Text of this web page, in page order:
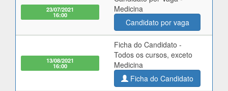
23/07/2021
16:00
Medicina
Candidato por vaga
13/08/2021
16:00
Ficha do Candidato -
Todos os cursos, exceto
Medicina
Ficha do Candidato